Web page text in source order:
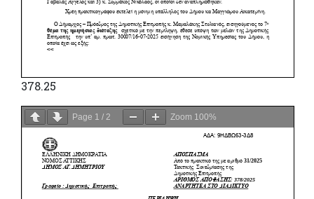
378.25
Page 1 / 2 Zoom 100%